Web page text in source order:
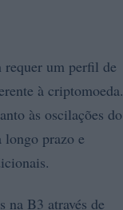
requer um perfil de
à criptomoeda.
às oscilações do
prazo e
na B3 através de